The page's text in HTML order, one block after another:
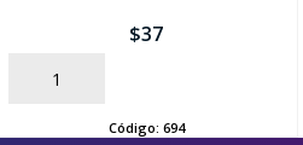
$37
AÑADIR
Código: 694